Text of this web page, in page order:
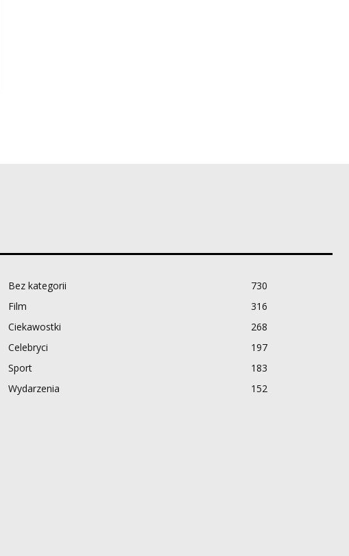
Bez kategorii
730
Film
316
Ciekawostki
268
Celebryci
197
Sport
183
Wydarzenia
152